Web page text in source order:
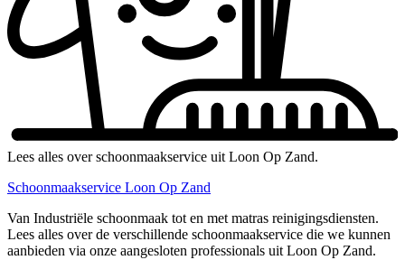
Lees alles over schoonmaakservice uit Loon Op Zand.
Schoonmaakservice Loon Op Zand
Van Industriële schoonmaak tot en met matras reinigingsdiensten.
Lees alles over de verschillende schoonmaakservice die we kunnen
aanbieden via onze aangesloten professionals uit Loon Op Zand.